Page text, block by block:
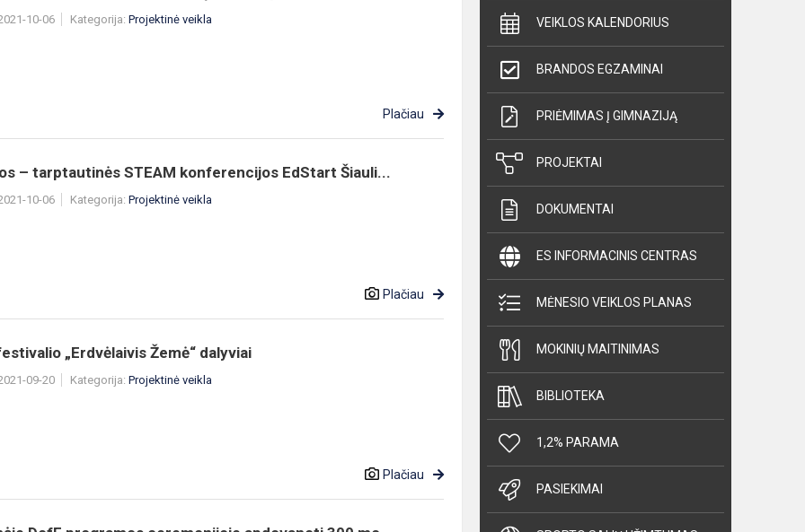
10-06 Kategorija: Projektinė veikla
Plačiau
– tarptautinės STEAM konferencijos EdStart Šiauli...
10-06 Kategorija: Projektinė veikla
Plačiau
„Erdvėlaivis Žemė“ dalyviai
09-20 Kategorija: Projektinė veikla
Plačiau
VEIKLOS KALENDORIUS
BRANDOS EGZAMINAI
PRIĖMIMAS Į GIMNAZIJĄ
PROJEKTAI
DOKUMENTAI
ES INFORMACINIS CENTRAS
MĖNESIO VEIKLOS PLANAS
MOKINIŲ MAITINIMAS
BIBLIOTEKA
1,2% PARAMA
PASIEKIMAI